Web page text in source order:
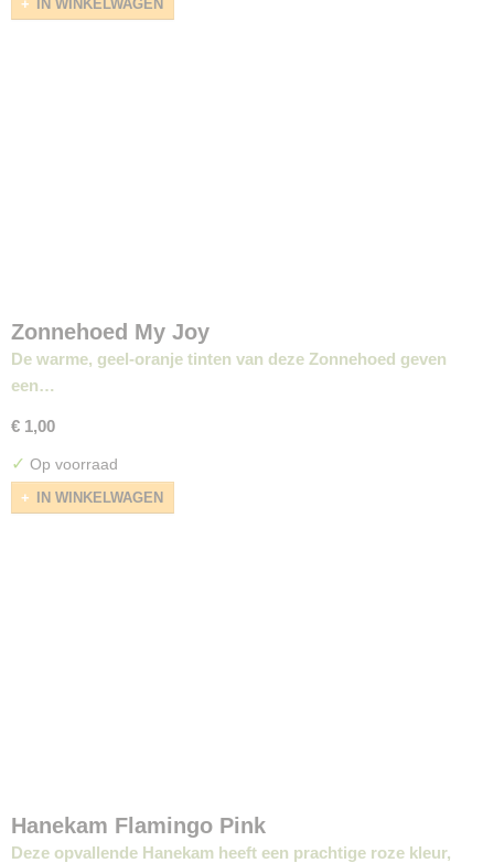
IN WINKELWAGEN
Zonnehoed My Joy
De warme, geel-oranje tinten van deze Zonnehoed geven
een…
€ 1,00
✓ Op voorraad
IN WINKELWAGEN
Hanekam Flamingo Pink
Deze opvallende Hanekam heeft een prachtige roze kleur,